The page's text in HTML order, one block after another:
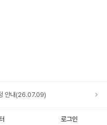
안내(26.07.09)
안내 로그인